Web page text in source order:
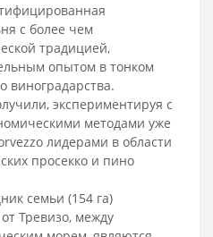
с более чем
традицией,
опытом в тонком
виноградарства.
экспериментируя с
методами уже
лидерами в области
просекко и пино
семьи (154 га)
Тревизо, между